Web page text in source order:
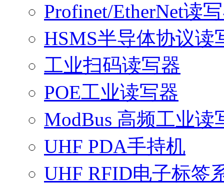
Profinet/EtherNet读
HSMS半导体协议读
工业扫码读写器
POE工业读写器
ModBus 高频工业读
UHF PDA手持机
UHF RFID电子标签